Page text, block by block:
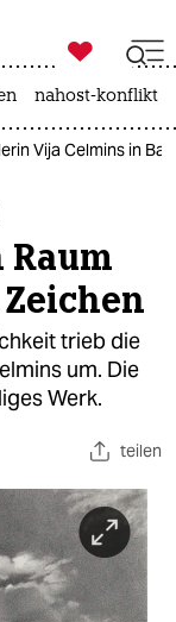

taz zahl ich
nahost-konflikt
Vija Celmins in
trieb die
um. Die
Werk.
teilen